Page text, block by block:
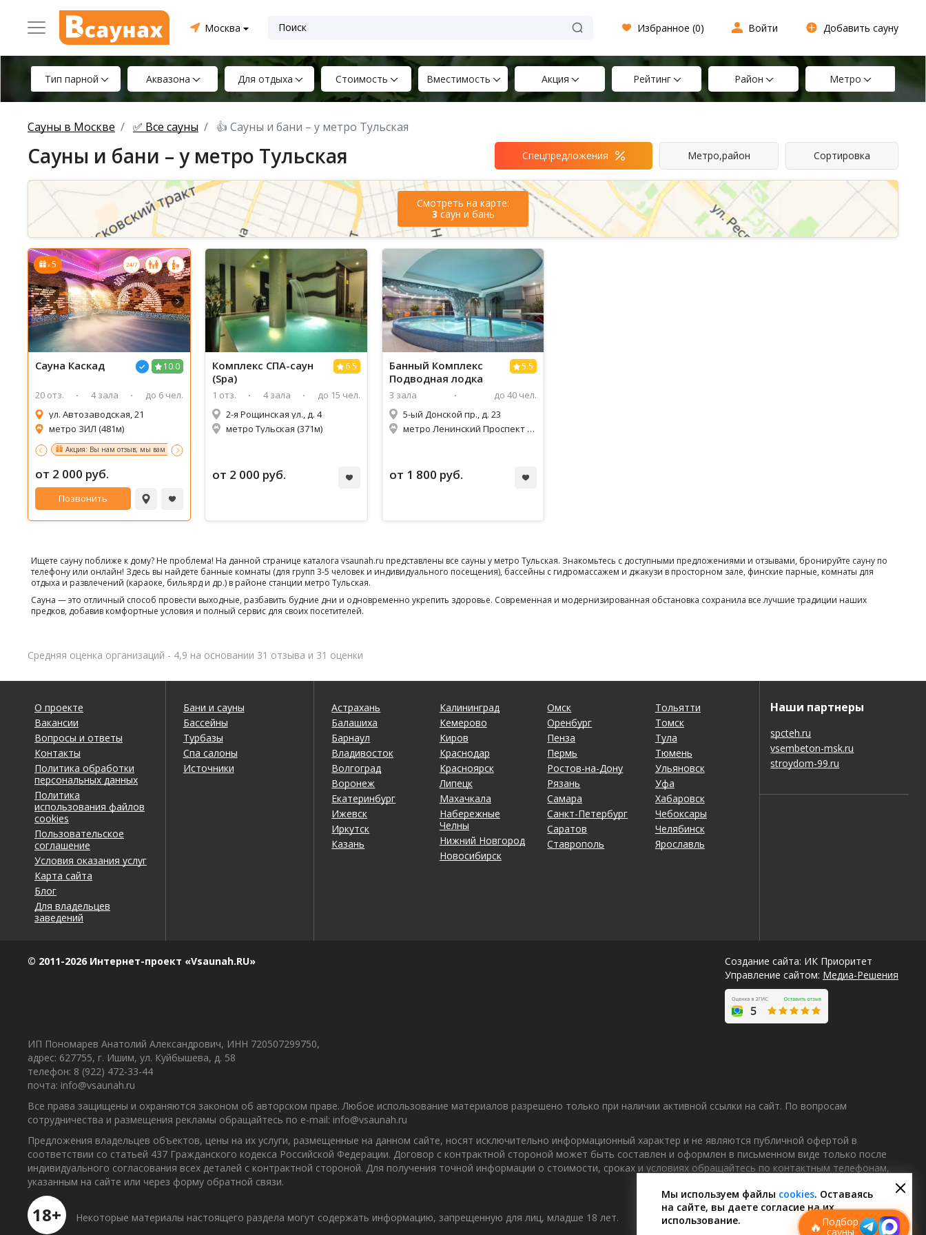
Москва Избранное (0) Войти Добавить сауну
Тип парной Аквазона Для отдыха Стоимость Вместимость Акция Рейтинг Район Метро
Сауны в Москве ✅ Все сауны 👍 Сауны и бани – у метро Тульская
Сауны и бани – у метро Тульская Спецпредложения Метро,район Сортировка
Смотреть на карте:
3 саун и бань
x5
10.0
Сауна Каскад
20 отз. 4 зала
до 6 чел.
ул. Автозаводская, 21
метро ЗИЛ (481м)
Акция: Вы нам отзыв, мы вам - подарок! об условиях акции уточняйте у администратора*
от 2 000 руб.
Позвонить
6.5
Комплекс СПА-саун
(Spa)
1 отз. 4 зала
до 15 чел.
2-я Рощинская ул., д. 4
метро Тульская (371м)
от 2 000 руб.
5.5
Банный Комплекс
Подводная лодка
3 зала
до 40 чел.
5-ый Донской пр., д. 23
метро Ленинский Проспект (1,3км)
от 1 800 руб.
Ищете сауну поближе к дому? Не проблема! На данной странице каталога vsaunah.ru представлены все сауны у метро Тульская. Знакомьтесь с доступными предложениями и отзывами, бронируйте сауну по
телефону или онлайн! Здесь вы найдете банные комнаты (для групп 3-5 человек и индивидуального посещения), бассейны с гидромассажем и джакузи в просторном зале, финские парные, комнаты для
отдыха и развлечений (караоке, бильярд и др.) в районе станции метро Тульская.
Сауна — это отличный способ провести выходные, разбавить будние дни и одновременно укрепить здоровье. Современная и модернизированная обстановка сохранила все лучшие традиции наших
предков, добавив комфортные условия и полный сервис для своих посетителей.
Средняя оценка организаций - 4,9 на основании 31 отзыва и 31 оценки
О проекте
Вакансии
Вопросы и ответы
Контакты
Политика обработки
персональных данных
Политика
использования файлов
cookies
Пользовательское
соглашение
Условия оказания услуг
Карта сайта
Блог
Для владельцев
заведений
Бани и сауны
Бассейны
Турбазы
Спа салоны
Источники
Астрахань
Балашиха
Барнаул
Владивосток
Волгоград
Воронеж
Екатеринбург
Ижевск
Иркутск
Казань
Калининград
Кемерово
Киров
Краснодар
Красноярск
Липецк
Махачкала
Набережные
Челны
Нижний Новгород
Новосибирск
Омск
Оренбург
Пенза
Пермь
Ростов-на-Дону
Рязань
Самара
Санкт-Петербург
Саратов
Ставрополь
Тольятти
Томск
Тула
Тюмень
Ульяновск
Уфа
Хабаровск
Чебоксары
Челябинск
Ярославль
Наши партнеры
spcteh.ru
vsembeton-msk.ru
stroydom-99.ru
© 2011-2026 Интернет-проект «Vsaunah.RU»
Создание сайта: ИК Приоритет
Управление сайтом: Медиа-Решения
ИП Пономарев Анатолий Александрович, ИНН 720507299750,
адрес: 627755, г. Ишим, ул. Куйбышева, д. 58
телефон: 8 (922) 472-33-44
почта: info@vsaunah.ru
Все права защищены и охраняются законом об авторском праве. Любое использование материалов разрешено только при наличии активной ссылки на сайт. По вопросам
сотрудничества и размещения рекламы обращайтесь по e-mail: info@vsaunah.ru
Предложения владельцев объектов, цены на их услуги, размещенные на данном сайте, носят исключительно информационный характер и не являются публичной офертой в
соответствии со статьей 437 Гражданского кодекса Российской Федерации. Договор с контрактной стороной может быть составлен и оформлен в письменном виде только после
индивидуального согласования всех деталей с контрактной стороной. Для получения точной информации о стоимости, сроках и условиях обращайтесь по контактным телефонам,
указанным на сайте или через форму обратной связи.
18+ Некоторые материалы настоящего раздела могут содержать информацию, запрещенную для лиц, младше 18 лет.
🔥 Подбор
сауны
Лучшие
саун
Подписывайтесь в Telegram или MAX —
пришлём свежие скидки
Мы используем файлы cookies. Оставаясь
на сайте, вы даете согласие на их
использование.